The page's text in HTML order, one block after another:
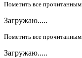
Пометить все прочитанным
Загружаю.....
Пометить все прочитанным
Загружаю.....